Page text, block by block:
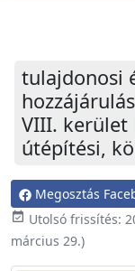
tulajdonosi
VIII. kerület
útépítési,
Megosztás
event_available Utolsó frissítés:
március 29.)